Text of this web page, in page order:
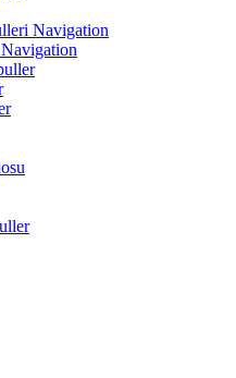
Navigation